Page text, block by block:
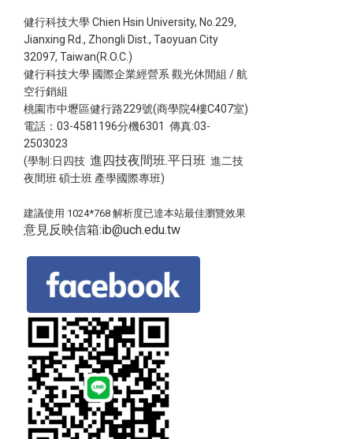
健行科技大學 Chien Hsin University, No.229,
Jianxing Rd., Zhongli Dist., Taoyuan City
32097, Taiwan(R.O.C.)
健行科技大學 國際企業經營系 觀光休閒組 / 航
空行銷組
桃園市中壢區健行路229號(商學院4樓C407室)
電話：03-4581196分機6301 傳真:03-
2503023
(學制:日四技進四技夜間班.平日班 進二技
夜間班 碩士班 產學國際專班)
建議使用 1024*768 解析度已達本站最佳瀏覽效果
意見反映信箱:ib@uch.edu.tw